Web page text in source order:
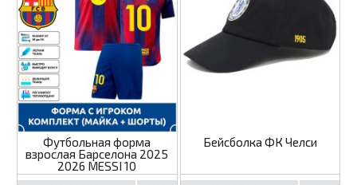
Футбольная форма
взрослая Барселона 2025
2026 MESSI 10
Бейсболка ФК Челси